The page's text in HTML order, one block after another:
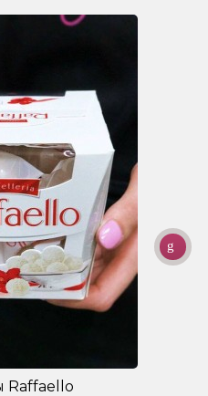
Raffaello